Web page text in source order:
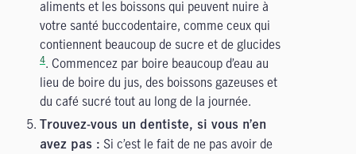
aliments et les boissons qui peuvent nuire à
votre santé buccodentaire, comme ceux qui
contiennent beaucoup de sucre et de glucides
4. Commencez par boire beaucoup d’eau au
lieu de boire du jus, des boissons gazeuses et
du café sucré tout au long de la journée.
Trouvez-vous un dentiste, si vous n’en
avez pas : Si c’est le fait de ne pas avoir de